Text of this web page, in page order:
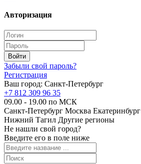
Авторизация
Забыли свой пароль?
Регистрация
Ваш город: Санкт-Петербург
+7 812 309 96 35
09.00 - 19.00 по МСК
Санкт-Петербург Москва Екатеринбург
Нижний Тагил Другие регионы
Не нашли свой город?
Введите его в поле ниже